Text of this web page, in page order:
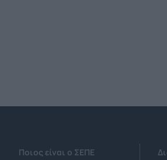
Ποιος είναι ο ΣΕΠΕ